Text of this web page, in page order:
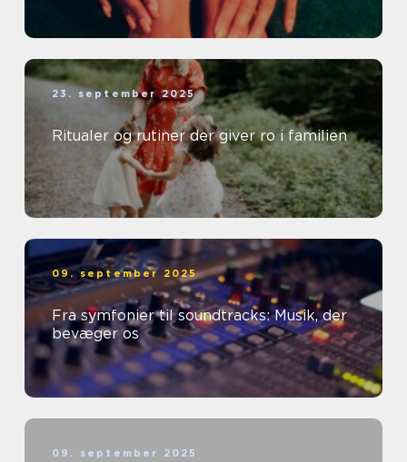
23. september 2025
Ritualer og rutiner der giver ro i familien
09. september 2025
Fra symfonier til soundtracks: Musik, der
bevæger os
09. september 2025